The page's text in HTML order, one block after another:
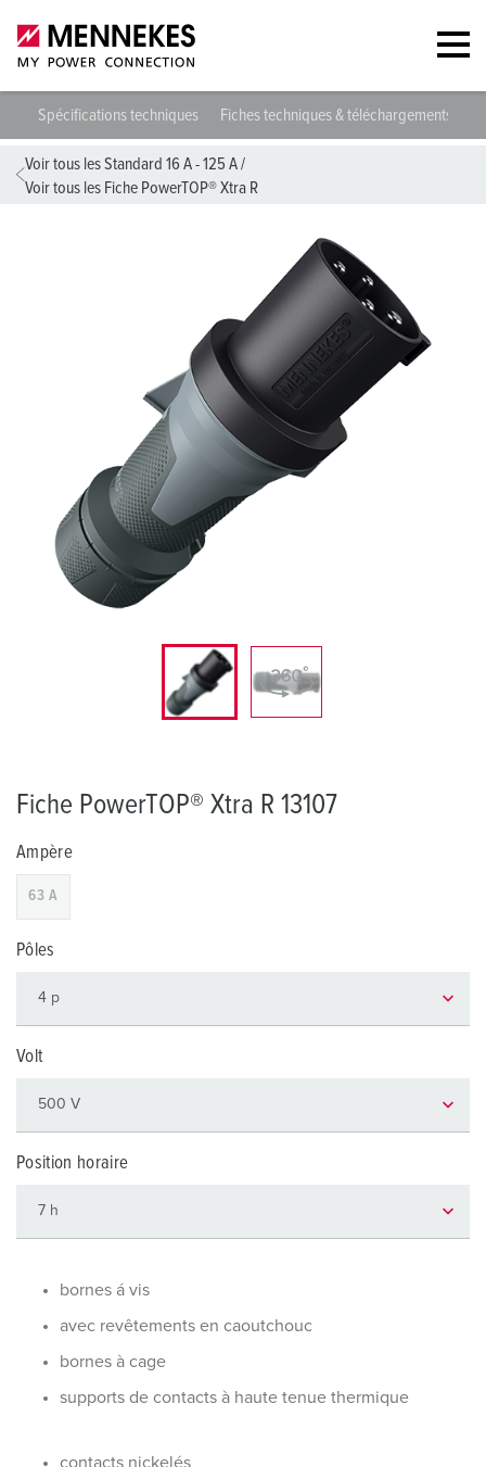
Spécifications techniques Fiches techniques & téléchargements
Voir tous les Standard 16 A - 125 A/
Voir tous les Fiche PowerTOP® Xtra R
Fiche PowerTOP® Xtra R 13107
Ampère
63 A
Pôles
Volt
Position horaire
bornes á vis
avec revêtements en caoutchouc
bornes à cage
supports de contacts à haute tenue thermique
contacts nickelés